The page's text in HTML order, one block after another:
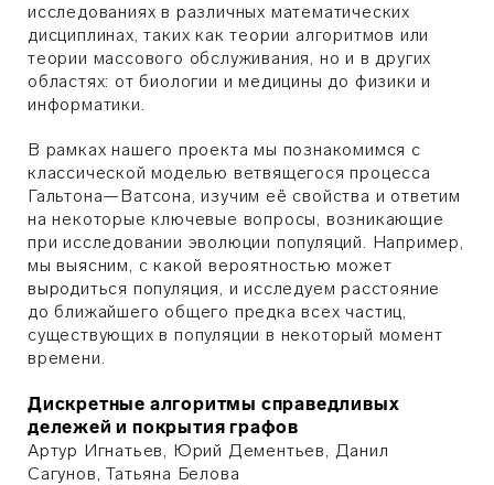
исследованиях в различных математических
дисциплинах, таких как теории алгоритмов или
теории массового обслуживания, но и в других
областях: от биологии и медицины до физики и
информатики.
В рамках нашего проекта мы познакомимся с
классической моделью ветвящегося процесса
Гальтона—Ватсона, изучим её свойства и ответим
на некоторые ключевые вопросы, возникающие
при исследовании эволюции популяций. Например,
мы выясним, с какой вероятностью может
выродиться популяция, и исследуем расстояние
до ближайшего общего предка всех частиц,
существующих в популяции в некоторый момент
времени.
Дискретные алгоритмы справедливых
дележей и покрытия графов
Артур Игнатьев, Юрий Дементьев, Данил
Сагунов, Татьяна Белова